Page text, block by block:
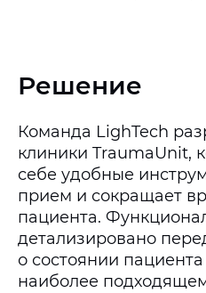
Решение
Команда LighTech
клиники TraumaUnit,
себе удобные
прием и сокращает
пациента.
детализировано
о состоянии
наиболее